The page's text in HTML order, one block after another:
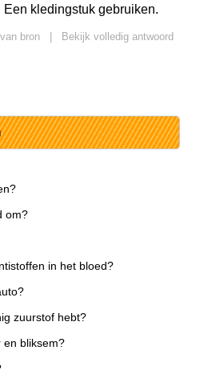
kledingstuk gebruiken.
bron
Bekijk volledig antwoord
om?
in het bloed?
zuurstof hebt?
en bliksem?